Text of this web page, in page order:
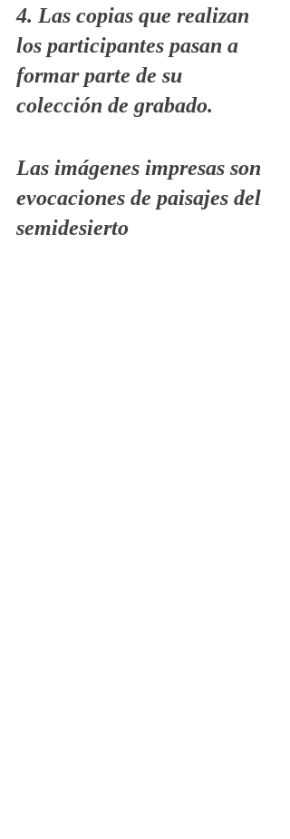
4. Las copias que realizan
los participantes pasan a
formar parte de su
colección de grabado.
Las imágenes impresas son
evocaciones de paisajes del
semidesierto